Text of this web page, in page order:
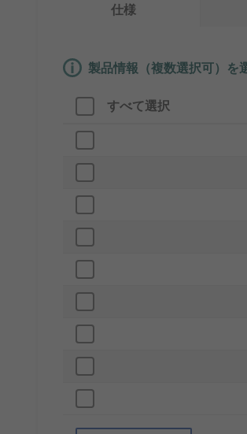
仕様
製品情報（複数選択可）を
すべて選択